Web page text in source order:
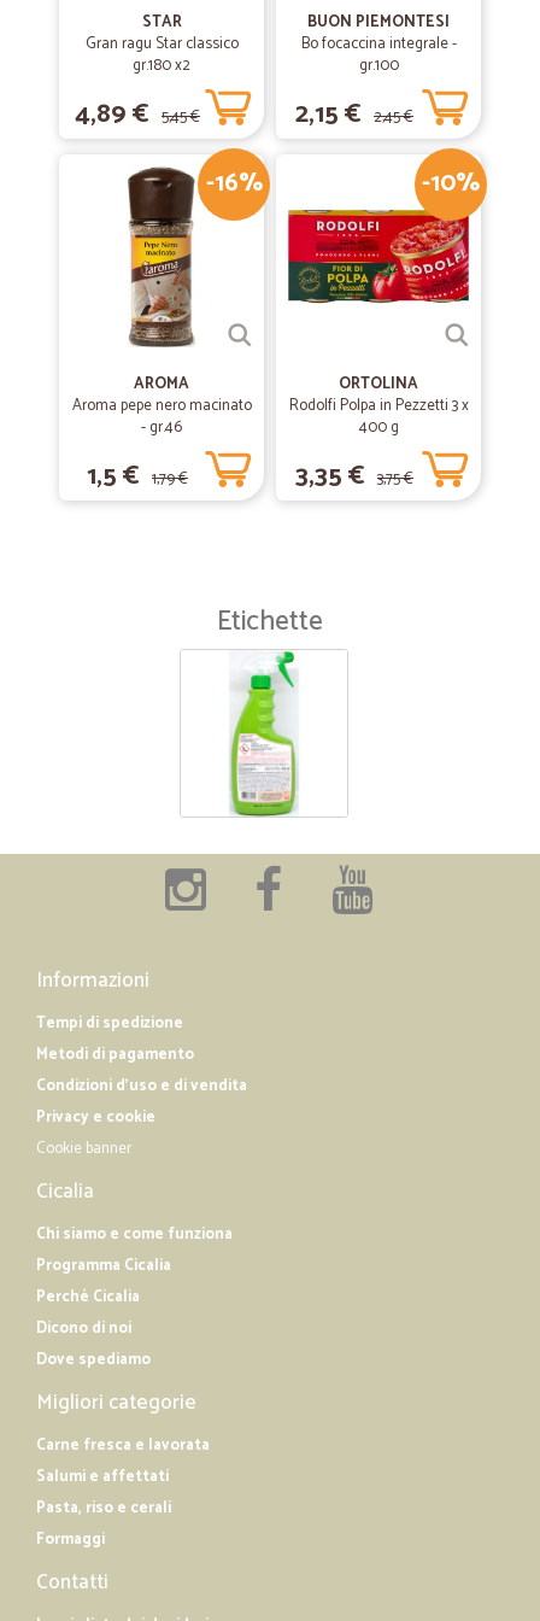
STAR
Gran ragu Star classico
gr.180 x2
4,89 € 5,45 €
BUON PIEMONTESI
Bo focaccina integrale -
gr.100
2,15 € 2,45 €
-16%
AROMA
Aroma pepe nero macinato
- gr.46
1,5 € 1,79 €
-10%
ORTOLINA
Rodolfi Polpa in Pezzetti 3 x
400 g
3,35 € 3,75 €
Etichette
Informazioni
Tempi di spedizione
Metodi di pagamento
Condizioni d'uso e di vendita
Privacy e cookie
Cookie banner
Cicalia
Chi siamo e come funziona
Programma Cicalia
Perché Cicalia
Dicono di noi
Dove spediamo
Migliori categorie
Carne fresca e lavorata
Salumi e affettati
Pasta, riso e cerali
Formaggi
Contatti